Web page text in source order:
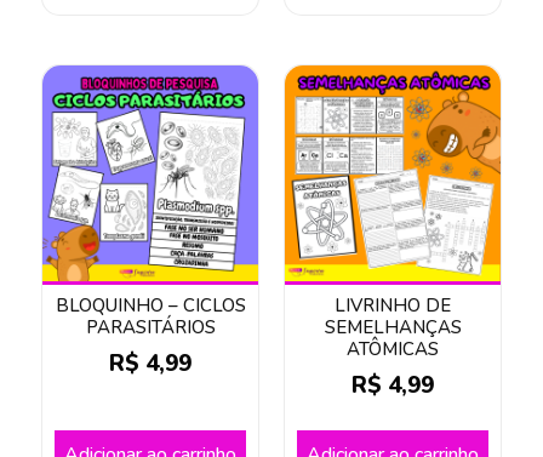
BLOQUINHO – CICLOS
PARASITÁRIOS
R$ 4,99
LIVRINHO DE
SEMELHANÇAS
ATÔMICAS
R$ 4,99